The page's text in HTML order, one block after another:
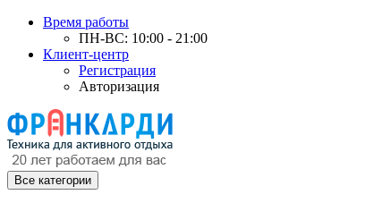
Время работы
ПН-ВС: 10:00 - 21:00
Клиент-центр
Регистрация
Авторизация
Все категории